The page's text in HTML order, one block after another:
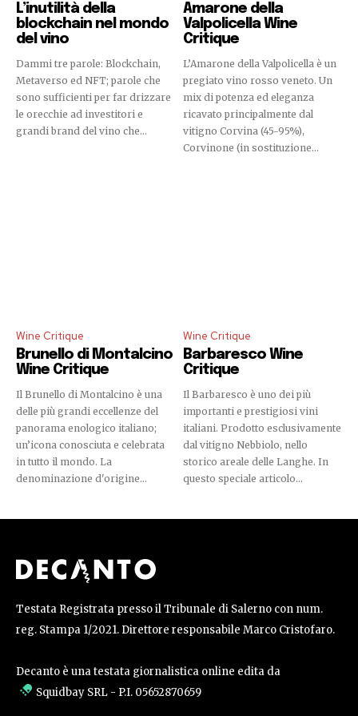
L’inutilità della
blockchain nel mondo
del vino
Dammi tre parole: Blockchain,
Metaverso ed NFT; parole che
sono sufficienti per far drizzare
le orecchie ad investitori e
grandi brand del vino che...
Amarone della
Valpolicella Wine
Critique
L’Amarone della Valpolicella è un
pregiato vino rosso veneto. Un
mix di potenza ed eleganza
ricavato principalmente dal
vitigno Corvina (45-95%),
Corvinone (in sostituzione...
Wine Critique
Brunello di Montalcino
Wine Critique
Il Brunello di Montalcino è una
delle più grandi eccellenze del
panorama enologico italiano;
un’icona conosciuta e celebrata
in tutto il mondo. La
denominazione d'origine...
Wine Critique
Barbaresco Wine
Critique
Il Barbaresco è uno dei più
importanti e prestigiosi vini
italiani. Prodotto esclusivamente
dal vitigno Nebbiolo, nello
storico areale delle Langhe. In
questo speciale articolo...
Testata Registrata presso il Tribunale di Salerno con num.
reg. Stampa 1/2021. Direttore responsabile Marco Cristofaro.
Decanto è una testata giornalistica online edita da
Squidbay SRL - P.I. 05652870659